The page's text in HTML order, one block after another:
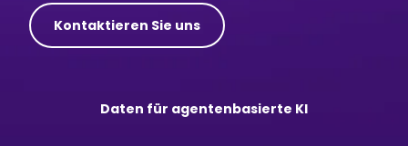
Kontaktieren Sie uns
Daten für agentenbasierte KI